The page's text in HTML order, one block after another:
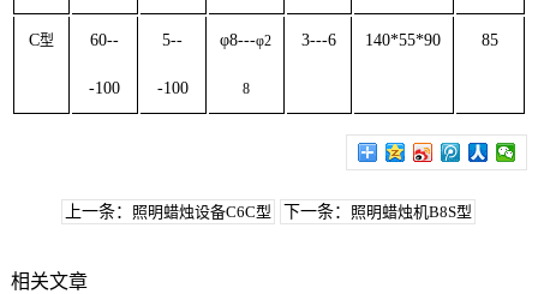
C型 60--
-100
5--
-100
φ8---φ2
8
3---6 140*55*90 85
上一条： 照明蜡烛设备C6C型 下一条： 照明蜡烛机B8S型
相关文章